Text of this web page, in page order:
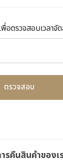
ตรวจสอบเวลาจั
ตรวจสอบ
รคืนสินค้าของเ